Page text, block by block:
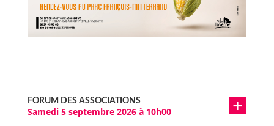
FORUM DES ASSOCIATIONS
Samedi 5 septembre 2026 à 10h00